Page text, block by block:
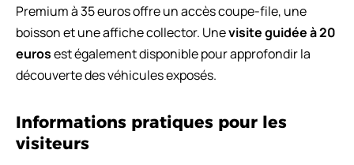
Premium à 35 euros offre un accès coupe-file, une
boisson et une affiche collector. Unevisite guidée à 20
eurosest également disponible pour approfondir la
découverte des véhicules exposés.
Informations pratiques pour les
visiteurs